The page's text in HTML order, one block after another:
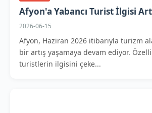
Afyon'a Yabancı Turist İlgisi
2026-06-15
Afyon, Haziran 2026 itibarıyla turizm
bir artış yaşamaya devam ediyor.
turistlerin ilgisini çeke...